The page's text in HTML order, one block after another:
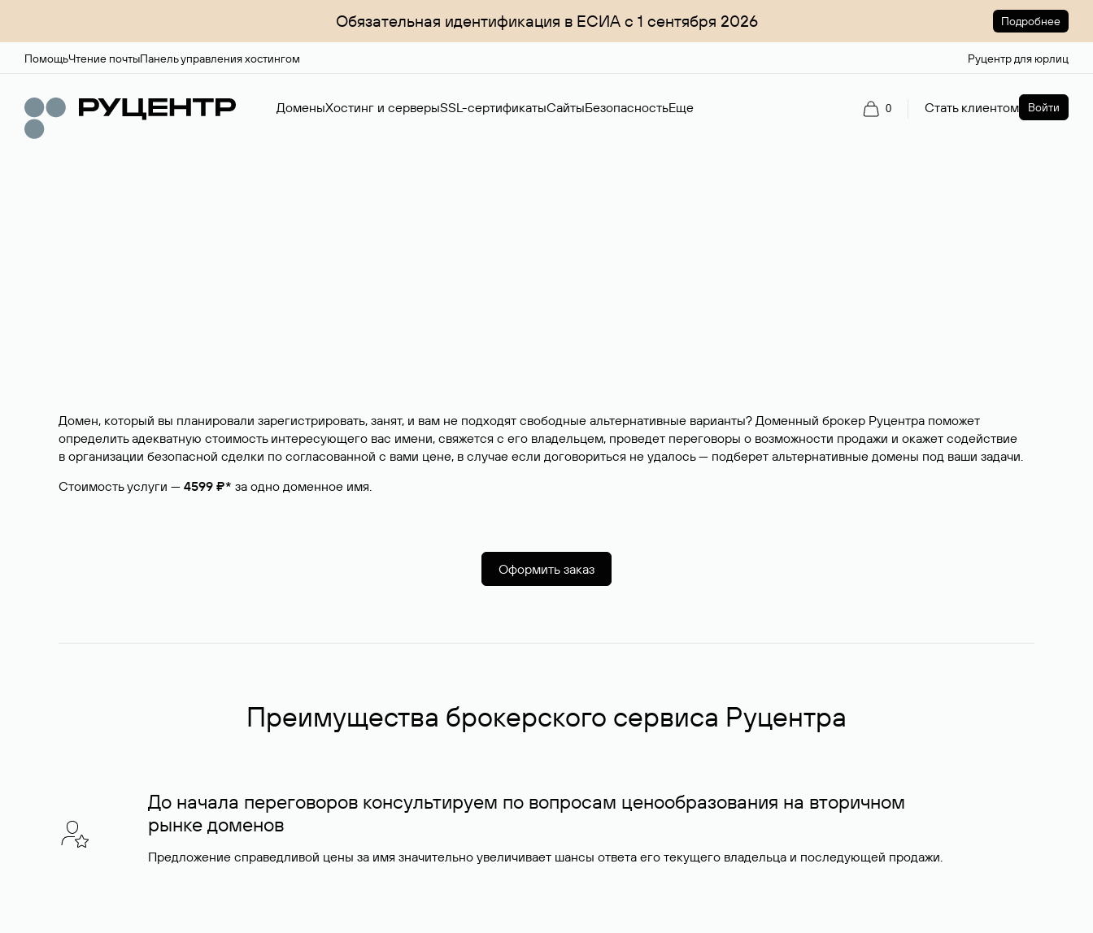
Обязательная идентификация в ЕСИА с 1 сентября 2026 Подробнее
ПомощьЧтение почтыПанель управления хостингом Руцентр для юрлиц
ДоменыХостинг и серверыSSL-сертификатыСайтыБезопасностьЕще 0 Стать клиентом Войти
Домен, который вы планировали зарегистрировать, занят, и вам не подходят свободные альтернативные варианты? Доменный брокер Руцентра поможет
определить адекватную стоимость интересующего вас имени, свяжется с его владельцем, проведет переговоры о возможности продажи и окажет содействие
в организации безопасной сделки по согласованной с вами цене, в случае если договориться не удалось — подберет альтернативные домены под ваши задачи.
Стоимость услуги — 4599 ₽* за одно доменное имя.
Оформить заказ
Преимущества брокерского сервиса Руцентра
До начала переговоров консультируем по вопросам ценообразования на вторичном
рынке доменов
Предложение справедливой цены за имя значительно увеличивает шансы ответа его текущего владельца и последующей продажи.